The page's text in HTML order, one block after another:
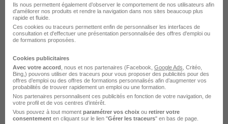
Offres d'emploi Coordinateur périscolaire Mériel
Offres d'emploi Coordinateur périscolaire Soisy-sous-
Montmorency
Offres d'emploi Coordinateur périscolaire Montagney
Offres d'emploi Coordinateur périscolaire Bulles
Offres d'emploi Coordinateur périscolaire Catillon-
Fumechon
Ils nous permettent également d’observer le comportement de nos utilisateurs afin
d'améliorer nos produits et rendre la navigation dans nos sites beaucoup plus
rapide et fluide.
Ces cookies ou traceurs permettent enfin de personnaliser les interfaces de
consultation et d'effectuer une présentation personnalisée des offres d'emploi ou
de formations proposées.
Cookies publicitaires
Avec votre accord , nous et nos partenaires (Facebook, Google Ads , Critéo,
Bing,) pouvons utiliser des traceurs pour vous proposer des publicités pour des
offres d’emploi ou des offres de formations personnalisés afin d’augmenter vos
probabilités de trouver rapidement un emploi ou une formation.
Nos partenaires personnalisent ces publicités en fonction de votre navigation, de
votre profil et de vos centres d’intérêt.
Vous pouvez à tout moment paramétrer vos choix ou retirer votre
consentement en cliquant sur le lien "Gérer les traceurs" en bas de page.